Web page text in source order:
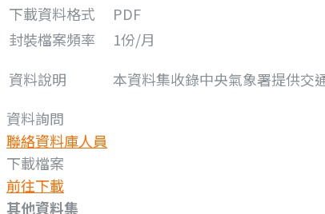
下載資料格式
PDF
封裝檔案頻率
1份/月
資料說明
本資料集收錄中央氣象署提供交
資料詢問
聯絡資料庫人員
下載檔案
前往下載
其他資料集